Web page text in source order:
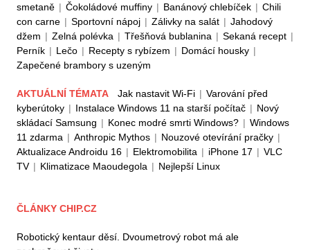
smetaně | Čokoládové muffiny | Banánový chlebíček | Chili
con carne | Sportovní nápoj | Zálivky na salát | Jahodový
džem | Zelná polévka | Třešňová bublanina | Sekaná recept |
Perník | Lečo | Recepty s rybízem | Domácí housky |
Zapečené brambory s uzeným
AKTUÁLNÍ TÉMATA Jak nastavit Wi-Fi | Varování před
kyberútoky | Instalace Windows 11 na starší počítač | Nový
skládací Samsung | Konec modré smrti Windows? | Windows
11 zdarma | Anthropic Mythos | Nouzové otevírání pračky |
Aktualizace Androidu 16 | Elektromobilita | iPhone 17 | VLC
TV | Klimatizace Maoudegola | Nejlepší Linux
ČLÁNKY CHIP.CZ
Robotický kentaur děsí. Dvoumetrový robot má ale